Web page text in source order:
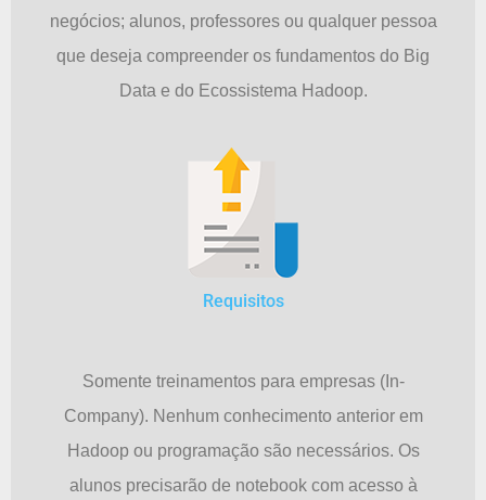
negócios; alunos, professores ou qualquer pessoa
que deseja compreender os fundamentos do Big
Data e do Ecossistema Hadoop.
Requisitos
Somente treinamentos para empresas (In-
Company). Nenhum conhecimento anterior em
Hadoop ou programação são necessários. Os
alunos precisarão de notebook com acesso à